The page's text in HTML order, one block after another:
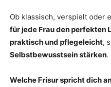
Ob klassisch, verspielt oder
für jede Frau den perfekten
praktisch und pflegeleicht,
Selbstbewusstsein stärken.
Welche Frisur spricht dich